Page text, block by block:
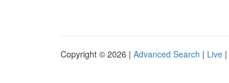
Copyright © 2026 | Advanced Search | Live |